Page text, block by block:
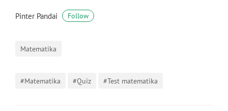
Pinter Pandai Follow
Matematika
#Matematika #Quiz #Test matematika